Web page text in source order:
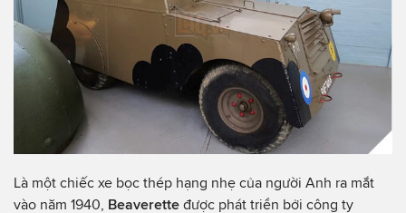
Là một chiếc xe bọc thép hạng nhẹ của người Anh ra mắt
vào năm 1940, Beaverette được phát triển bởi công ty